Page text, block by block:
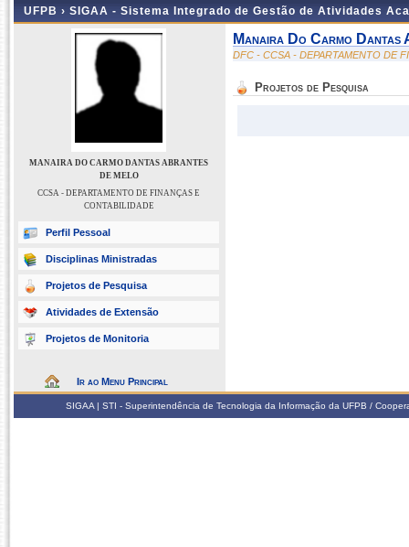
UFPB › SIGAA - Sistema Integrado de Gestão de Atividades
MANAIRA DO CARMO DANTAS ABRANTES
DE MELO
CCSA - DEPARTAMENTO DE FINANÇAS E
CONTABILIDADE
Perfil Pessoal
Disciplinas Ministradas
Projetos de Pesquisa
Atividades de Extensão
Projetos de Monitoria
Ir ao Menu Principal
Manaira Do Carmo Dantas
DFC - CCSA - DEPARTAMENTO DE
Projetos de Pesquisa
SIGAA | STI - Superintendência de Tecnologia da Informação da UFPB /